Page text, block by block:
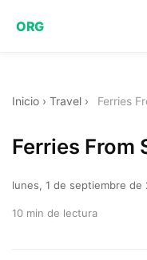
ORG
Inicio › Travel › Ferries
Ferries From
lunes, 1 de septiembre de
10 min de lectura